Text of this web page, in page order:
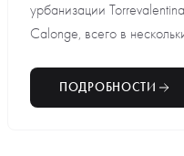
урбанизации
Calonge, всего в
ПОДРОБНОСТИ